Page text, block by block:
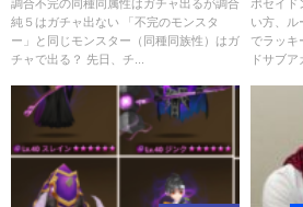
調合不完の同種同属性はガチャ出るが調合
純５はガチャ出ない 「不完のモンスタ
ー」と同じモンスター（同種同族性）はガ
チャで出る？ 先日、チ...
ポセイ
い方、ル
でラッキ
ドサブア